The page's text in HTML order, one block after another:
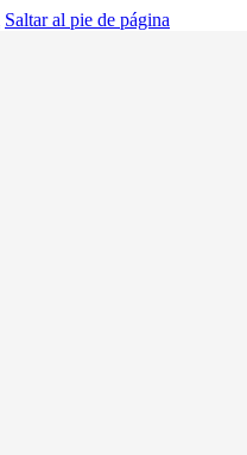
Saltar al pie de página